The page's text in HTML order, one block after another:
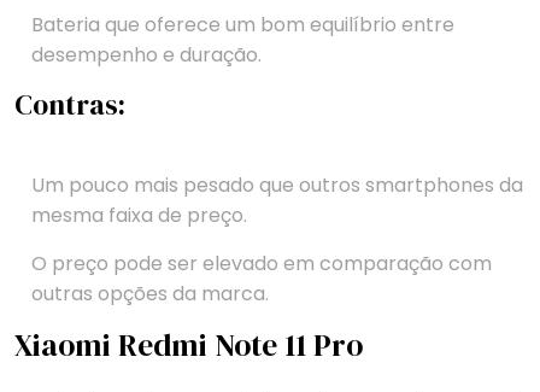
Bateria que oferece um bom equilíbrio entre
desempenho e duração.
Contras:
Um pouco mais pesado que outros smartphones da
mesma faixa de preço.
O preço pode ser elevado em comparação com
outras opções da marca.
Xiaomi Redmi Note 11 Pro